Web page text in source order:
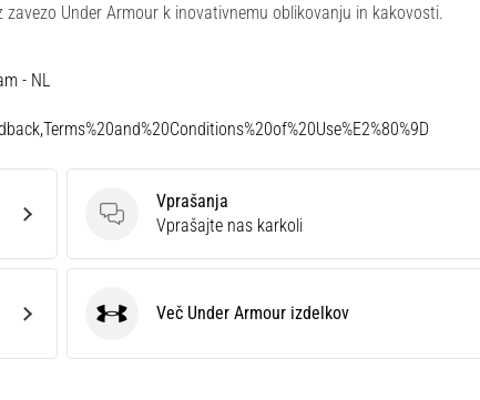
Under Armour k inovativnemu oblikovanju in kakovosti.
- NL
Vprašanja
Vprašanja
Vprašajte nas karkoli
Under Armour
Več Under Armour izdelkov